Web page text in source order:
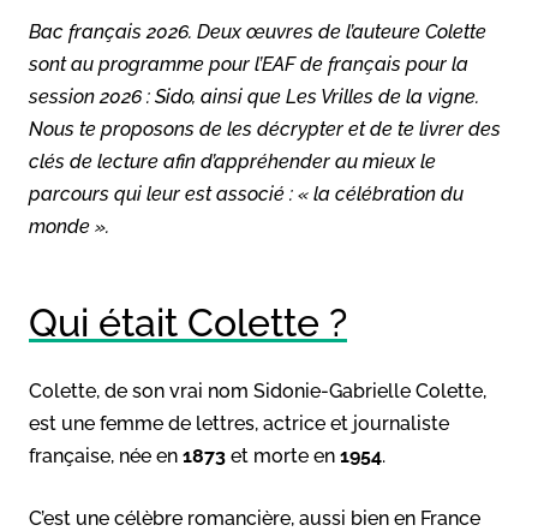
Bac français 2026. Deux œuvres de l’auteure Colette
sont au programme pour l’EAF de français pour la
session 2026 : Sido, ainsi que Les Vrilles de la vigne.
Nous te proposons de les décrypter et de te livrer des
clés de lecture afin d’appréhender au mieux le
parcours qui leur est associé : « la célébration du
monde ».
Qui était Colette ?
Colette, de son vrai nom Sidonie-Gabrielle Colette,
est une femme de lettres, actrice et journaliste
française, née en 1873 et morte en 1954.
C’est une célèbre romancière, aussi bien en France